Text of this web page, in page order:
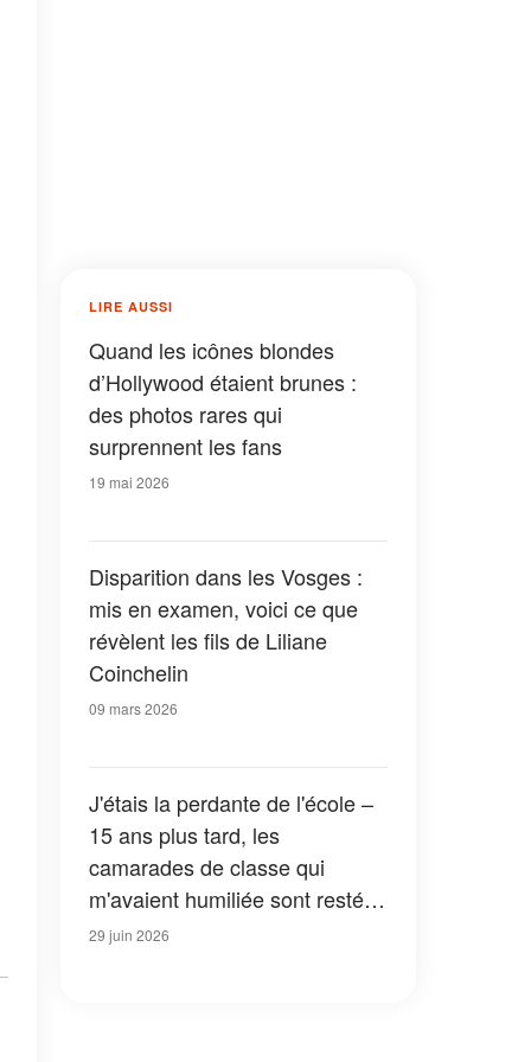
LIRE AUSSI
Quand les icônes blondes
d’Hollywood étaient brunes :
des photos rares qui
surprennent les fans
19 mai 2026
Disparition dans les Vosges :
mis en examen, voici ce que
révèlent les fils de Liliane
Coinchelin
09 mars 2026
J'étais la perdante de l'école –
15 ans plus tard, les
camarades de classe qui
m'avaient humiliée sont restés
sans voix
29 juin 2026